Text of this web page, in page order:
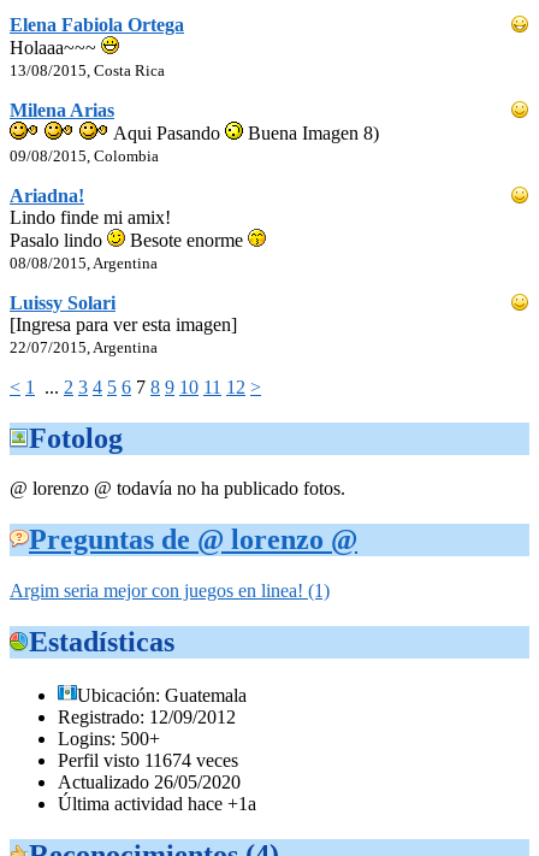
Elena Fabiola Ortega
Holaaa~~~
13/08/2015, Costa Rica
Milena Arias
Aqui Pasando
Buena Imagen 8)
09/08/2015, Colombia
Ariadna!
Lindo finde mi amix!
Pasalo lindo
Besote enorme
08/08/2015, Argentina
Luissy Solari
[Ingresa para ver esta imagen]
22/07/2015, Argentina
< 1 ... 2 3 4 5 6 7 8 9 10 11 12 >
Fotolog
@ lorenzo @ todavía no ha publicado fotos.
Preguntas de @ lorenzo @
Argim seria mejor con juegos en linea! (1)
Estadísticas
Ubicación: Guatemala
Registrado: 12/09/2012
Logins: 500+
Perfil visto 11674 veces
Actualizado 26/05/2020
Última actividad hace +1a